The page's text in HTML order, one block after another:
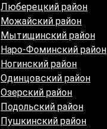
Люберецкий район
Можайский район
Мытищинский район
Наро-Фоминский район
Ногинский район
Одинцовский район
Озерский район
Подольский район
Пушкинский район